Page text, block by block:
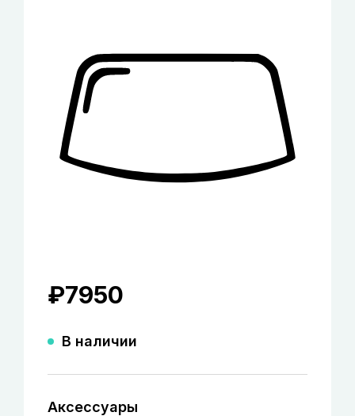
₽7950
В наличии
Аксессуары